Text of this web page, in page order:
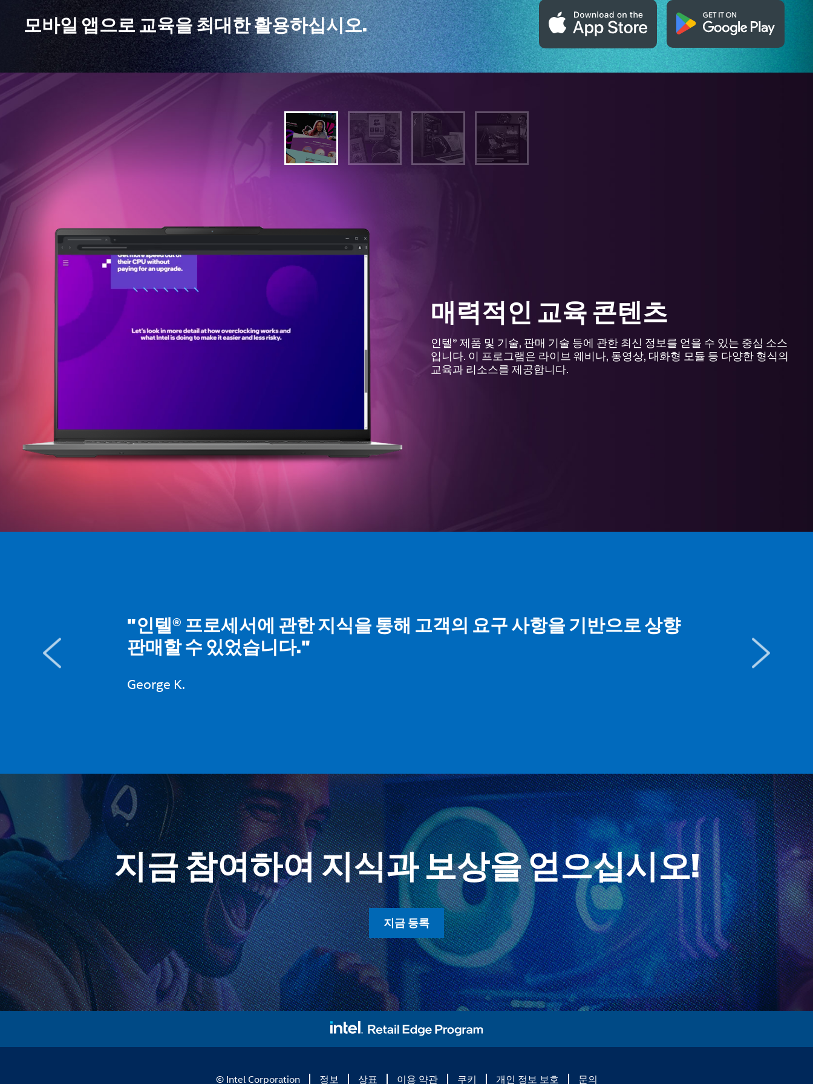
모바일 앱으로 교육을 최대한 활용하십시오.
매력적인 교육 콘텐츠
인텔® 제품 및 기술, 판매 기술 등에 관한 최신 정보를 얻을 수 있는 중심 소스
입니다. 이 프로그램은 라이브 웨비나, 동영상, 대화형 모듈 등 다양한 형식의
교육과 리소스를 제공합니다.
"인텔® 프로세서에 관한 지식을 통해 고객의 요구 사항을 기반으로 상향
판매할 수 있었습니다."
George K.
지금 참여하여 지식과 보상을 얻으십시오!
지금 등록
© Intel Corporation 정보 상표 이용 약관 쿠키 개인 정보 보호 문의